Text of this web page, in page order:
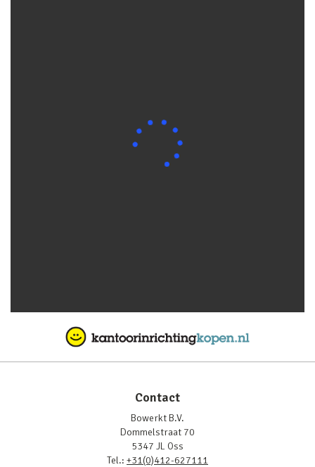
Contact
Bowerkt B.V.
Dommelstraat 70
5347 JL Oss
Tel.: +31(0)412-627111